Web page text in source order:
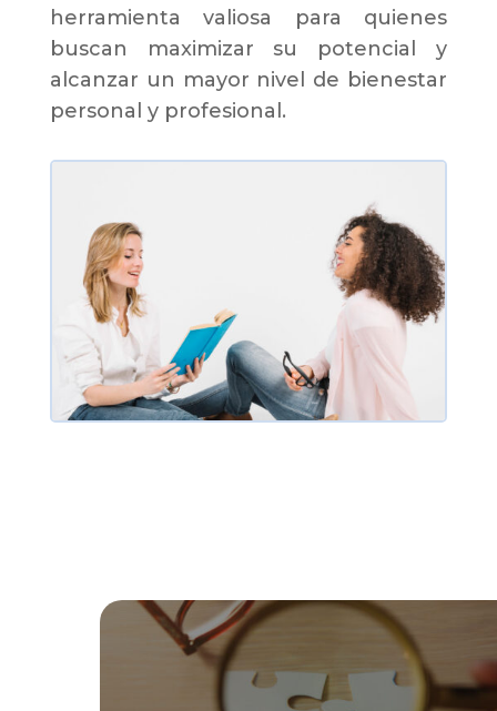
herramienta valiosa para quienes
buscan maximizar su potencial y
alcanzar un mayor nivel de bienestar
personal y profesional.